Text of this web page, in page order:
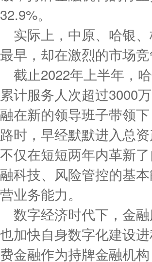
32.9%。
实际上，中原、哈银
最早，却在激烈的市场
截止2022年上半年，
累计服务人次超过3000
融在新的领导班子带领
路时，早经默默进入总
不仅在短短两年内革新
融科技、风险管控的基
营业务能力。
数字经济时代下，金
也加快自身数字化建设
费金融作为持牌金融机